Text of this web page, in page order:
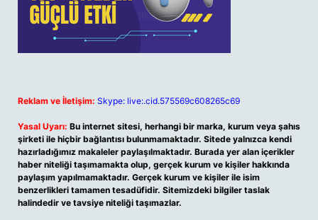
Reklam ve İletişim: Skype: live:.cid.575569c608265c69
Yasal Uyarı: Bu internet sitesi, herhangi bir marka, kurum veya şahıs
şirketi ile hiçbir bağlantısı bulunmamaktadır. Sitede yalnızca kendi
hazırladığımız makaleler paylaşılmaktadır. Burada yer alan içerikler
haber niteliği taşımamakta olup, gerçek kurum ve kişiler hakkında
paylaşım yapılmamaktadır. Gerçek kurum ve kişiler ile isim
benzerlikleri tamamen tesadüfidir. Sitemizdeki bilgiler taslak
halindedir ve tavsiye niteliği taşımazlar.